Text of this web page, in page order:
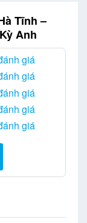
Tĩnh –
Anh
giá
giá
giá
giá
giá